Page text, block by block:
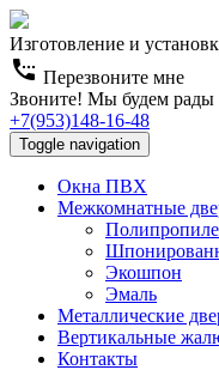
Изготовление и
settings_phone Перезвоните мне
Звоните! Мы будем
+7(953)148-16-48
Toggle navigation
Окна ПВХ
Межкомнатные
Экошпон
Эмаль
Металлические
Вертикальные
Контакты